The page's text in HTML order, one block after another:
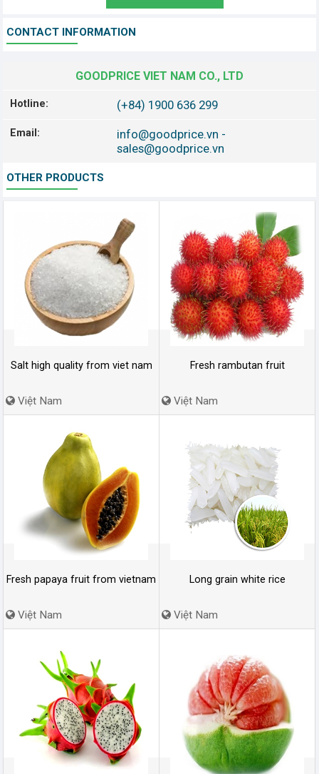
CONTACT INFORMATION
GOODPRICE VIET NAM CO., LTD
Hotline: (+84) 1900 636 299
Email: info@goodprice.vn -
sales@goodprice.vn
OTHER PRODUCTS
Salt high quality from viet nam
Việt Nam
Fresh rambutan fruit
Việt Nam
Fresh papaya fruit from vietnam
Việt Nam
Long grain white rice
Việt Nam